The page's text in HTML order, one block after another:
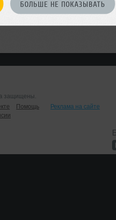
БОЛЬШЕ НЕ ПОКАЗЫВАТЬ
защищены.
Помощь
Реклама на сайте